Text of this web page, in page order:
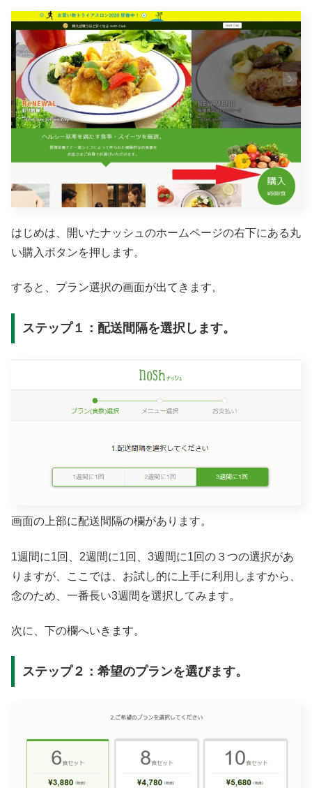
はじめは、開いたナッシュのホームページの右下にある丸
い購入ボタンを押します。
すると、プラン選択の画面が出てきます。
ステップ１：配送間隔を選択します。
画面の上部に配送間隔の欄があります。
1週間に1回、2週間に1回、3週間に1回の３つの選択があ
りますが、ここでは、お試し的に上手に利用しますから、
念のため、一番長い3週間を選択してみます。
次に、下の欄へいきます。
ステップ２：希望のプランを選びます。